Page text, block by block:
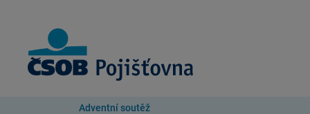
Adventní soutěž